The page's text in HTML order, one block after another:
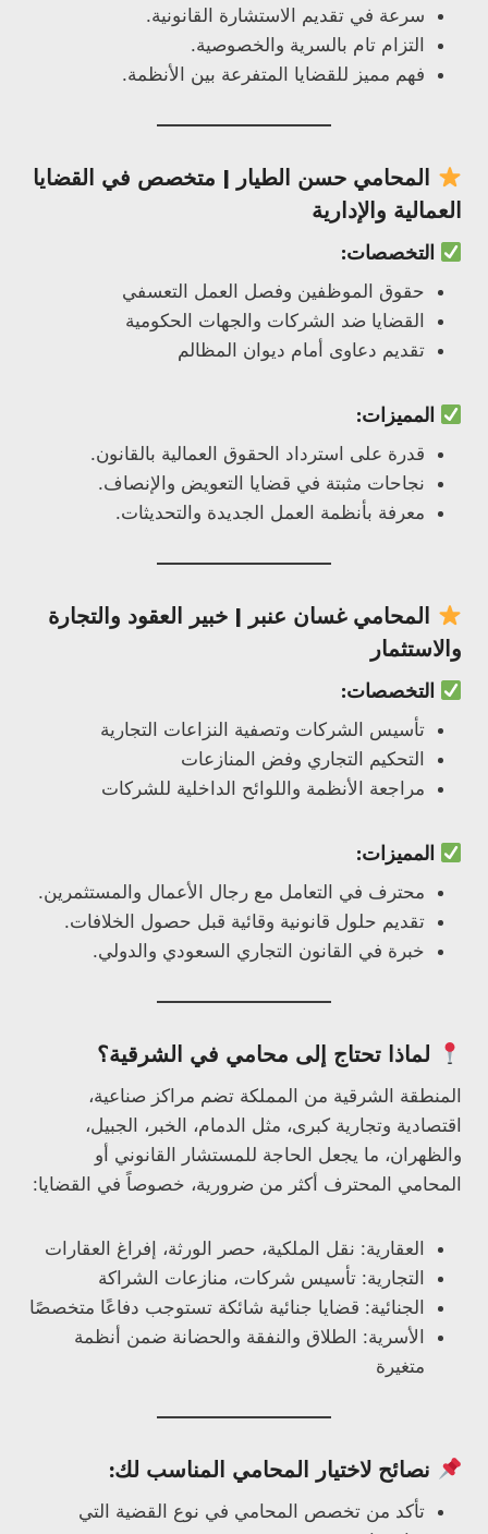
سرعة في تقديم الاستشارة القانونية.
التزام تام بالسرية والخصوصية.
فهم مميز للقضايا المتفرعة بين الأنظمة.
المحامي حسن الطيار | متخصص في القضايا
العمالية والإدارية
التخصصات:
حقوق الموظفين وفصل العمل التعسفي
القضايا ضد الشركات والجهات الحكومية
تقديم دعاوى أمام ديوان المظالم
المميزات:
قدرة على استرداد الحقوق العمالية بالقانون.
نجاحات مثبتة في قضايا التعويض والإنصاف.
معرفة بأنظمة العمل الجديدة والتحديثات.
المحاميغسان عنبر | خبير العقود والتجارة
والاستثمار
التخصصات:
تأسيس الشركات وتصفية النزاعات التجارية
التحكيم التجاري وفض المنازعات
مراجعة الأنظمة واللوائح الداخلية للشركات
المميزات:
محترف في التعامل مع رجال الأعمال والمستثمرين.
تقديم حلول قانونية وقائية قبل حصول الخلافات.
خبرة في القانون التجاري السعودي والدولي.
لماذا تحتاج إلى محامي في الشرقية؟
المنطقة الشرقية من المملكة تضم مراكز صناعية،
اقتصادية وتجارية كبرى، مثل الدمام، الخبر، الجبيل،
والظهران، ما يجعل الحاجة للمستشار القانوني أو
المحامي المحترف أكثر من ضرورية، خصوصاً في القضايا:
العقارية: نقل الملكية، حصر الورثة، إفراغ العقارات
التجارية: تأسيس شركات، منازعات الشراكة
الجنائية: قضايا جنائية شائكة تستوجب دفاعًا متخصصًا
الأسرية: الطلاق والنفقة والحضانة ضمن أنظمة
متغيرة
نصائح لاختيار المحامي المناسب لك:
تأكد من تخصص المحامي في نوع القضية التي